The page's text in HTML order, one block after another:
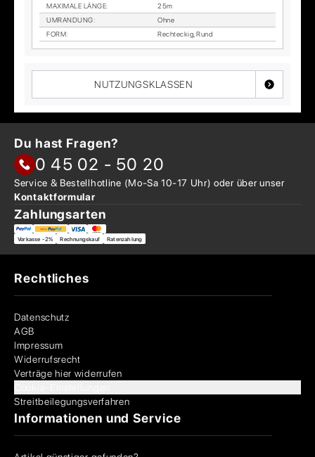
MA­XI­MA­LE LÄN­GE:
25m
UM­RAN­DUNG:
Ohne
FORM: Recht­eckig, Rund
NUTZUNGSKLASSEN
Du hast Fragen?
0 45 02 - 50 20
Service & Bestellhotline (Mo-Sa 10-17 Uhr) oder überunser
Kontaktformular
Zahlungsarten
Vorkasse -2% Rechnungskauf Ratenzahlung
Rechtliches
Datenschutz
AGB
Impressum
Widerrufsrecht
Verträge hier widerrufen
Streitbeilegungsverfahren
Informationen und Service